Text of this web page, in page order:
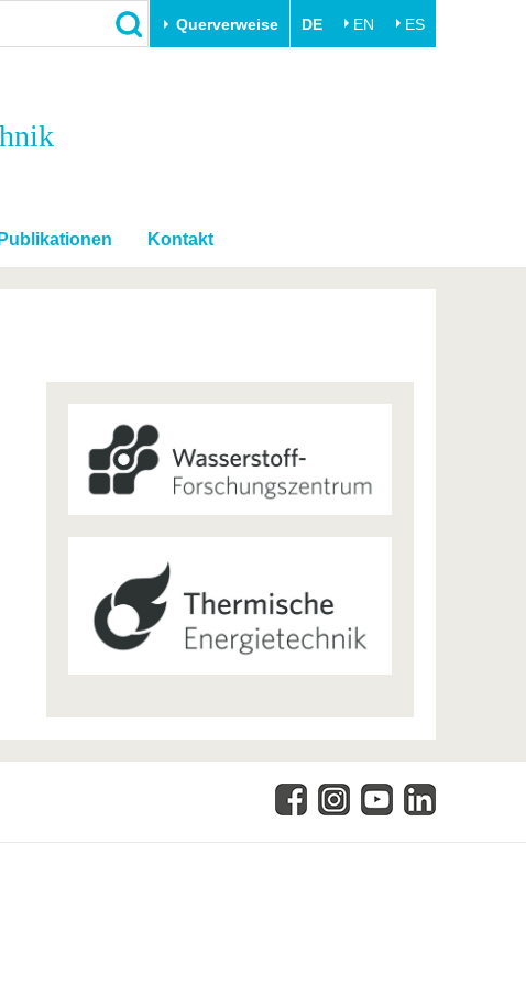
Querverweise DE EN ES
Innovative Transferprojekte
BTU & Region erleben
Publikationen Kontakt